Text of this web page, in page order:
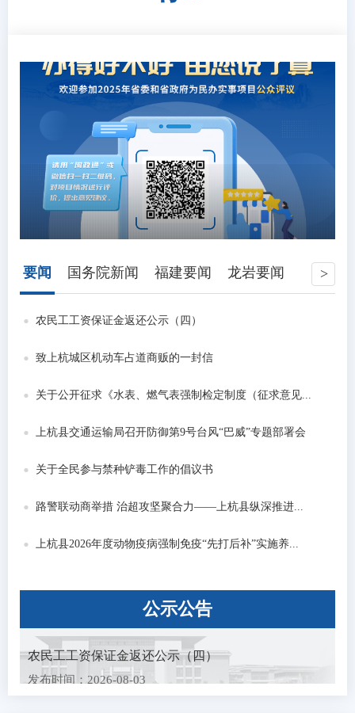
要闻 国务院新闻 福建要闻 龙岩要闻
农民工工资保证金返还公示（四）
致上杭城区机动车占道商贩的一封信
关于公开征求《水表、燃气表强制检定制度（征求意见...
上杭县交通运输局召开防御第9号台风“巴威”专题部署会
关于全民参与禁种铲毒工作的倡议书
路警联动商举措 治超攻坚聚合力——上杭县纵深推进...
上杭县2026年度动物疫病强制免疫“先打后补”实施养...
公示公告
农民工工资保证金返还公示（四）
发布时间：2026-08-03